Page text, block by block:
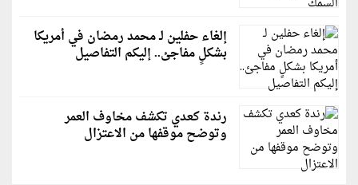
إلغاء حفلين لـ محمد رمضان في أمريكا
بشكلٍ مفاجئ.. إليكم التفاصيل
رندة كعدي تكشف مخاوف العمر
وتوضح موقفها من الاعتزال